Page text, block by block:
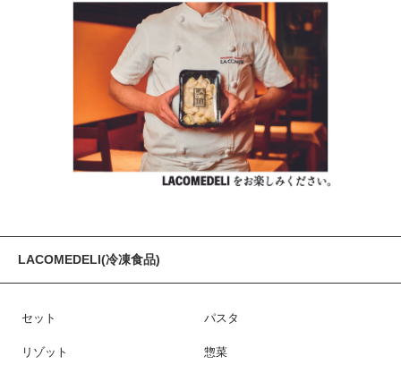
LACOMEDELI(冷凍食品)
セット パスタ
リゾット 惣菜